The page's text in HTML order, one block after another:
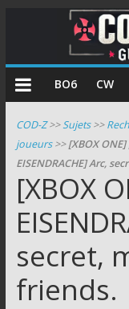
COD
Guides
et
astuces
pour
le
mode
zombie
de
BO6 CW
COD-Z>>Sujets>>
joueurs>>[XBOX ONE]
EISENDRACHE] Arc,
[XBOX
secret,
friends.